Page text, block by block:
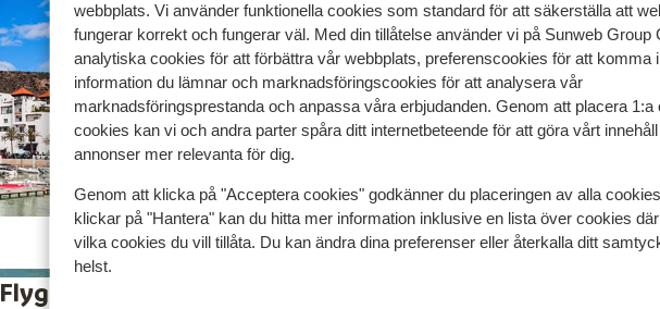
webbplats. Vi använder funktionella cookies som standard för att säkerställa att
fungerar korrekt och fungerar väl. Med din tillåtelse använder vi på Sunweb Group
analytiska cookies för att förbättra vår webbplats, preferenscookies för att komma
information du lämnar och marknadsföringscookies för att analysera vår
marknadsföringsprestanda och anpassa våra erbjudanden. Genom att placera 1:a
cookies kan vi och andra parter spåra ditt internetbeteende för att göra vårt
annonser mer relevanta för dig.
Genom att klicka på "Acceptera cookies" godkänner du placeringen av alla
klickar på "Hantera" kan du hitta mer information inklusive en lista över cookies
vilka cookies du vill tillåta. Du kan ändra dina preferenser eller återkalla ditt
helst.
Taghazout
Flygresan